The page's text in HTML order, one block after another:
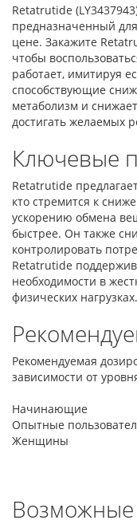
Retatrutide
предназначенный
цене. Закажите
чтобы
работает, имитируя
способствующие
метаболизм и
достигать желаемых
Ключевые
Retatrutide
кто стремится к
ускорению обмена
быстрее. Он также
контролировать
Retatrutide
необходимости в
физических нагрузках.
Рекомендуемая
зависимости от
Начинающие
Опытные
Женщины